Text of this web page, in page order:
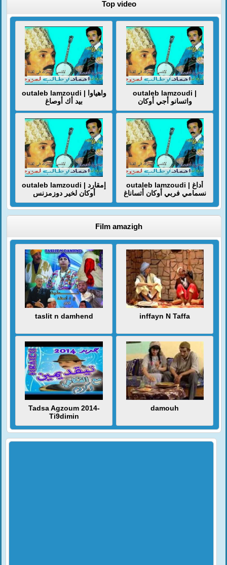
Top video
outaleb lamzoudi | واهياوا
بيد أك أوصاغ
outaleb lamzoudi |
واتسانو أجي أوكان
outaleb lamzoudi | إمقارد
أوكان لخير دوزمزنس
outaleb lamzoudi | أداغ
نسمامي فربي أوكان أتساناغ
Film amazigh
taslit n damhend inffayn N Taffa
Tadsa Agzoum 2014-
Ti9dimin
damouh